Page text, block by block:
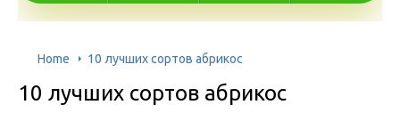
Home 10 лучших сортов абрикос
10 лучших сортов абрикос